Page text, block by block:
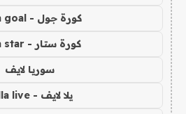
كورة جول - kora goal
كورة ستار - kora star
سوريا لايف
يلا لايف - yalla live